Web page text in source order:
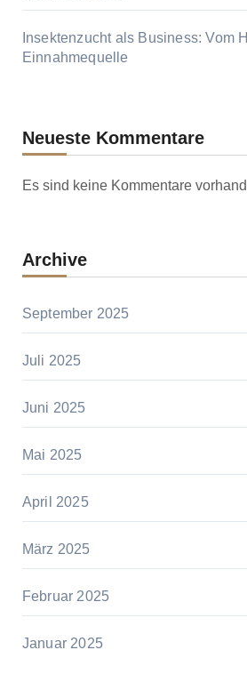
Insektenzucht als Business: Vom
Einnahmequelle
Neueste Kommentare
Es sind keine Kommentare
Archive
September 2025
Juli 2025
Juni 2025
Mai 2025
April 2025
März 2025
Februar 2025
Januar 2025